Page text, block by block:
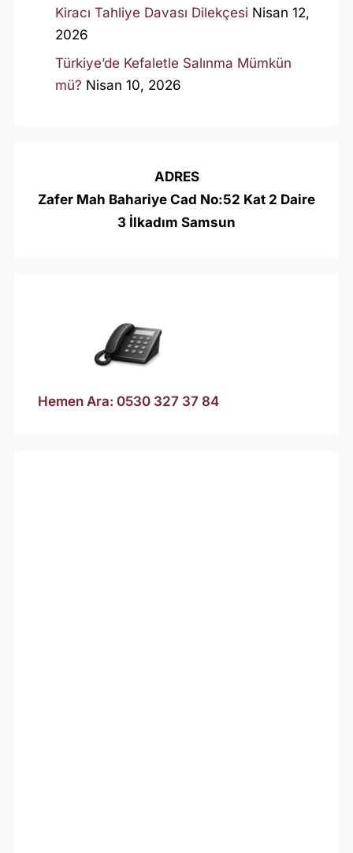
Kiracı Tahliye Davası Dilekçesi Nisan 12,
2026
Türkiye’de Kefaletle Salınma Mümkün
mü? Nisan 10, 2026
ADRES
Zafer Mah Bahariye Cad No:52 Kat 2 Daire
3 İlkadım Samsun
Hemen Ara: 0530 327 37 84